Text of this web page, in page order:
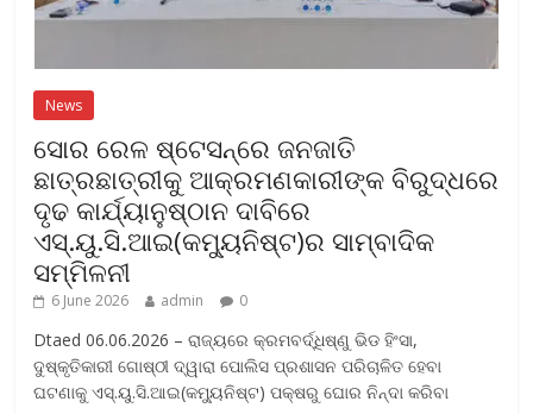
News
ସୋର ରେଳ ଷ୍ଟେସନ୍‌ରେ ଜନଜାତି
ଛାତ୍ରଛାତ୍ରୀକୁ ଆକ୍ରମଣକାରୀଙ୍କ ବିରୁଦ୍ଧରେ
ଦୃଢ କାର୍ଯ୍ୟାନୁଷ୍ଠାନ ଦାବିରେ
ଏସ୍‌.ୟୁ.ସି.ଆଇ(କମ୍ୟୁନିଷ୍ଟ)ର ସାମ୍ବାଦିକ
ସମ୍ମିଳନୀ
6 June 2026 admin 0
Dtaed 06.06.2026 – ରାଜ୍ୟରେ କ୍ରମବର୍ଦ୍ଧିଷ୍ଣୁ ଭିଡ ହିଂସା,
ଦୁଷ୍କୃତିକାରୀ ଗୋଷ୍ଠୀ ଦ୍ୱାରା ପୋଲିସ ପ୍ରଶାସନ ପରିଚାଳିତ ହେବା
ଘଟଣାକୁ ଏସ୍‌.ୟୁ.ସି.ଆଇ(କମ୍ୟୁନିଷ୍ଟ) ପକ୍ଷରୁ ଘୋର ନିନ୍ଦା କରିବା